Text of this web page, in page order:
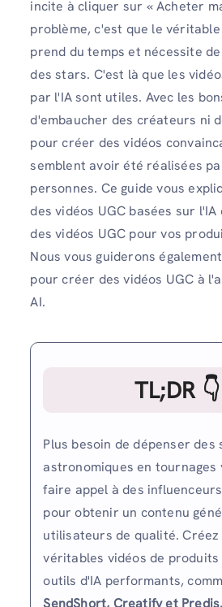
incite à cliquer sur « Acheter
problème, c'est que le
prend du temps et nécessite
des stars. C'est là que les
par l'IA sont utiles. Avec les
d'embaucher des créateurs ni
pour créer des vidéos
semblent avoir été réalisées
personnes. Ce guide vous
des vidéos UGC basées sur
des vidéos UGC pour vos
Nous vous guiderons
pour créer des vidéos UGC à
AI.
TL;DR 👇
Plus besoin de dépenser des
astronomiques en tournages
faire appel à des
pour obtenir un contenu
utilisateurs de qualité.
véritables vidéos de produits
outils d'IA performants,